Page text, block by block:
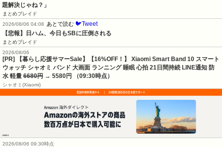
題解決じゃね？」
まとめブレイド
2026/08/06 04:08
あとで読む 🐦Tweet
【悲報】日ハム、今日もSBに圧倒される
まとめブレイド
2026/08/06
[PR] 【暮らし応援サマーSale】【16%OFF！】 Xiaomi Smart Band 10 スマート
ウォッチ シャオミ バンド 大画面 ランニング 睡眠 心拍 21日間持続 LINE通知 防
水 軽量 6680円 → 5580円 （09:30時点）
シャオミ(Xiaomi)
2026/08/06 09:30時点